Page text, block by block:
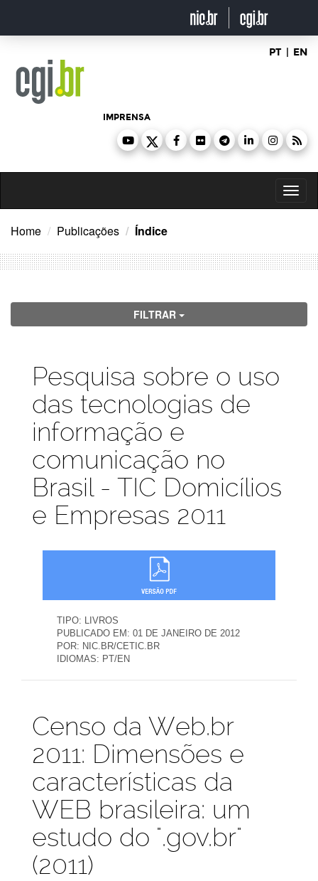
o
PT | EN
IMPRENSA
Home Publicações Índice
FILTRAR
Publicações
Pesquisa sobre o uso
das tecnologias de
informação e
comunicação no
Brasil - TIC Domicílios
e Empresas 2011
TIPO: LIVROS
PUBLICADO EM: 01 DE JANEIRO DE 2012
POR: NIC.BR/CETIC.BR
IDIOMAS: PT/EN
Publicações
Censo da Web.br
2011: Dimensões e
características da
WEB brasileira: um
estudo do ".gov.br"
(2011)